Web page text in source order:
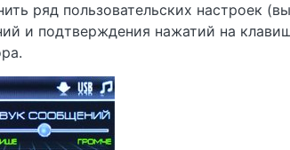
ряд пользовательских настроек
и подтверждения нажатий на